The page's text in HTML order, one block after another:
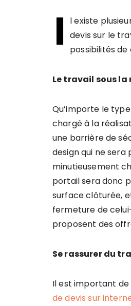
I
l existe
devis sur le
possibilités
Le travail sous la
Qu’importe le
chargé à la
une barrière de
design qui ne sera
minutieusement
portail sera donc
surface clôturée,
fermeture de
proposent des
Se rassurer du
Il est important de
de devis sur